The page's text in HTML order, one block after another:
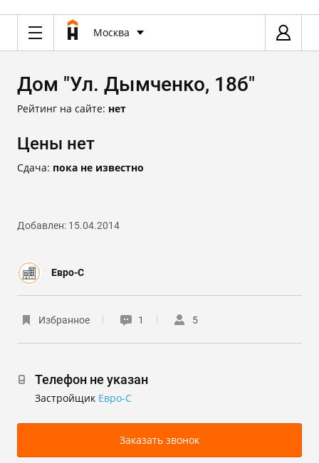
Москва
Дом "Ул. Дымченко, 18б"
Рейтинг на сайте: нет
Цены нет
Сдача: пока не известно
Добавлен: 15.04.2014
Евро-С
Избранное 1 5
Телефон не указан
Застройщик Евро-С
Заказать звонок